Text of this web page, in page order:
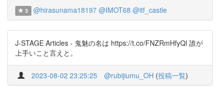
3 @hirasunama18197 @IMOT68 @itf_castle
J-STAGE Articles - 鬼魅の名は https://t.co/FNZRmHfyQl 誰が
上手いこと言えと。
2023-08-02 23:25:25 @rubijiumu_OH (投稿一覧)